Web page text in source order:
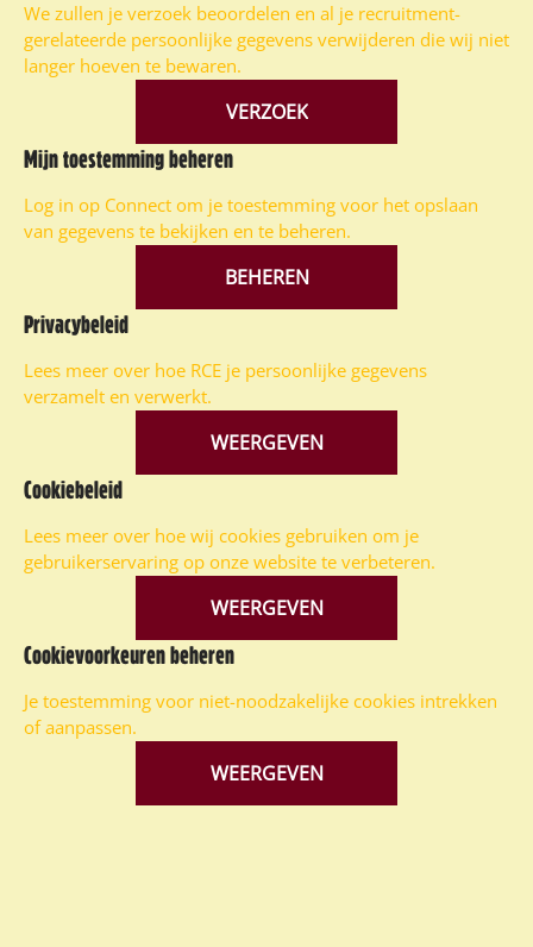
We zullen je verzoek beoordelen en al je recruitment-
gerelateerde persoonlijke gegevens verwijderen die wij niet
langer hoeven te bewaren.
VERZOEK
Mijn toestemming beheren
Log in op Connect om je toestemming voor het opslaan
van gegevens te bekijken en te beheren.
BEHEREN
Privacybeleid
Lees meer over hoe RCE je persoonlijke gegevens
verzamelt en verwerkt.
WEERGEVEN
Cookiebeleid
Lees meer over hoe wij cookies gebruiken om je
gebruikerservaring op onze website te verbeteren.
WEERGEVEN
Cookievoorkeuren beheren
Je toestemming voor niet-noodzakelijke cookies intrekken
of aanpassen.
WEERGEVEN